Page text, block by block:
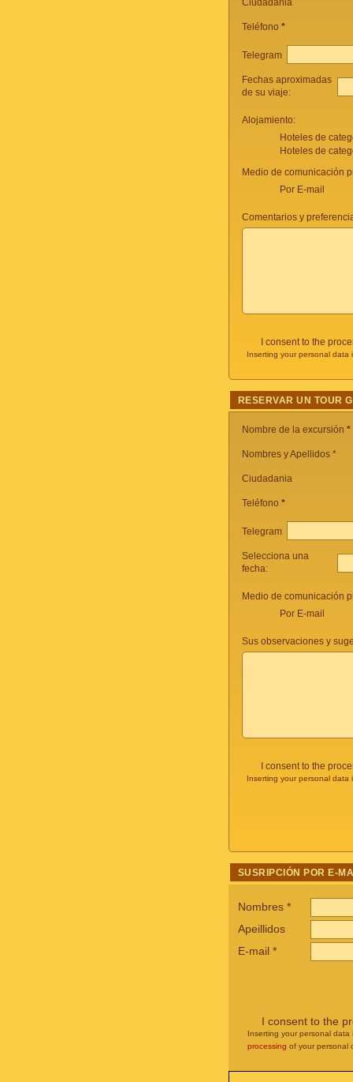
Ciudadania
Teléfono *
Telegram
Fechas aproximadas
de su viaje:
Alojamiento:
Hoteles de
Hoteles de
Medio de comunicación
Por E-mail
Comentarios y
I consent to the
Inserting your personal
RESERVAR UN TOUR
Nombre de la excursión *
Nombres y Apellidos *
Ciudadania
Teléfono *
Telegram
Selecciona una
fecha:
Medio de comunicación
Por E-mail
Sus observaciones y
I consent to the
Inserting your personal
SUSRIPCIÓN POR E-
Nombres *
Apeillidos
E-mail *
I consent to the
Inserting your personal
processing of your personal